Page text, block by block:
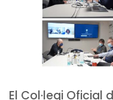
El Col·legi Oficial